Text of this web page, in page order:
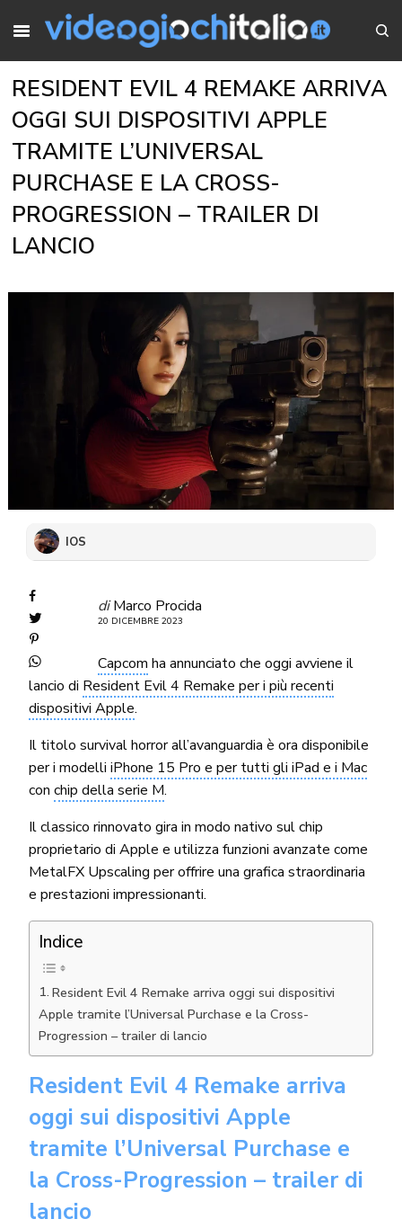
RESIDENT EVIL 4 REMAKE ARRIVA
OGGI SUI DISPOSITIVI APPLE
TRAMITE L’UNIVERSAL
PURCHASE E LA CROSS-
PROGRESSION – TRAILER DI
LANCIO
IOS
di Marco Procida
20 DICEMBRE 2023
Capcom ha annunciato che oggi avviene il
lancio di Resident Evil 4 Remake per i più recenti
dispositivi Apple.
Il titolo survival horror all’avanguardia è ora disponibile
per i modelliiPhone 15 Pro e per tutti gli iPad e i Mac
con chip della serie M.
Il classico rinnovato gira in modo nativo sul chip
proprietario di Apple e utilizza funzioni avanzate come
MetalFX Upscaling per offrire una grafica straordinaria
e prestazioni impressionanti.
Indice
Resident Evil 4 Remake arriva oggi sui dispositivi
Apple tramite l’Universal Purchase e la Cross-
Progression – trailer di lancio
Resident Evil 4 Remake arriva
oggi sui dispositivi Apple
tramite l’Universal Purchase e
la Cross-Progression – trailer di
lancio